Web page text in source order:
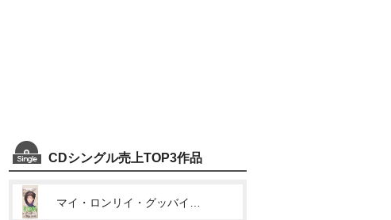
CDシングル売上TOP3作品